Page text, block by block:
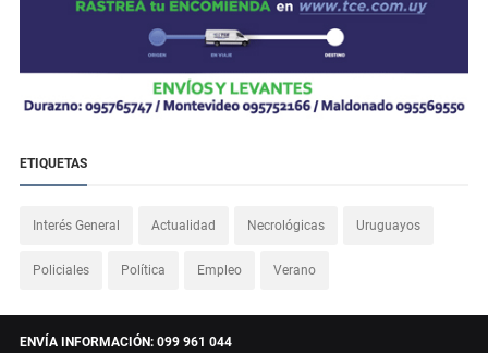
ETIQUETAS
Interés General Actualidad Necrológicas Uruguayos
Policiales Política Empleo Verano
ENVÍA INFORMACIÓN: 099 961 044